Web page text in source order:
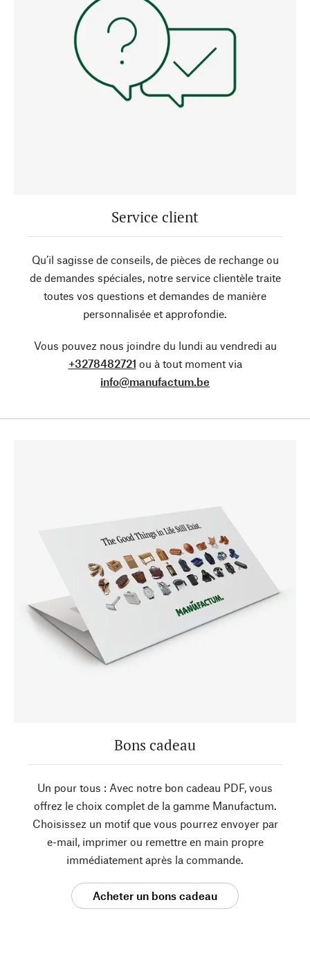
Service client
Qu’il sagisse de conseils, de pièces de rechange ou
de demandes spéciales, notre service clientèle traite
toutes vos questions et demandes de manière
personnalisée et approfondie.
Vous pouvez nous joindre du lundi au vendredi au
+3278482721 ou à tout moment via
info@manufactum.be
Bons cadeau
Un pour tous : Avec notre bon cadeau PDF, vous
offrez le choix complet de la gamme Manufactum.
Choisissez un motif que vous pourrez envoyer par
e-mail, imprimer ou remettre en main propre
immédiatement après la commande.
Acheter un bons cadeau